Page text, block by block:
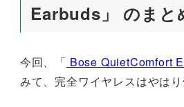
Earbuds」 のまと
今回、「 Bose QuietComfort
みて、完全ワイヤレスはやはり